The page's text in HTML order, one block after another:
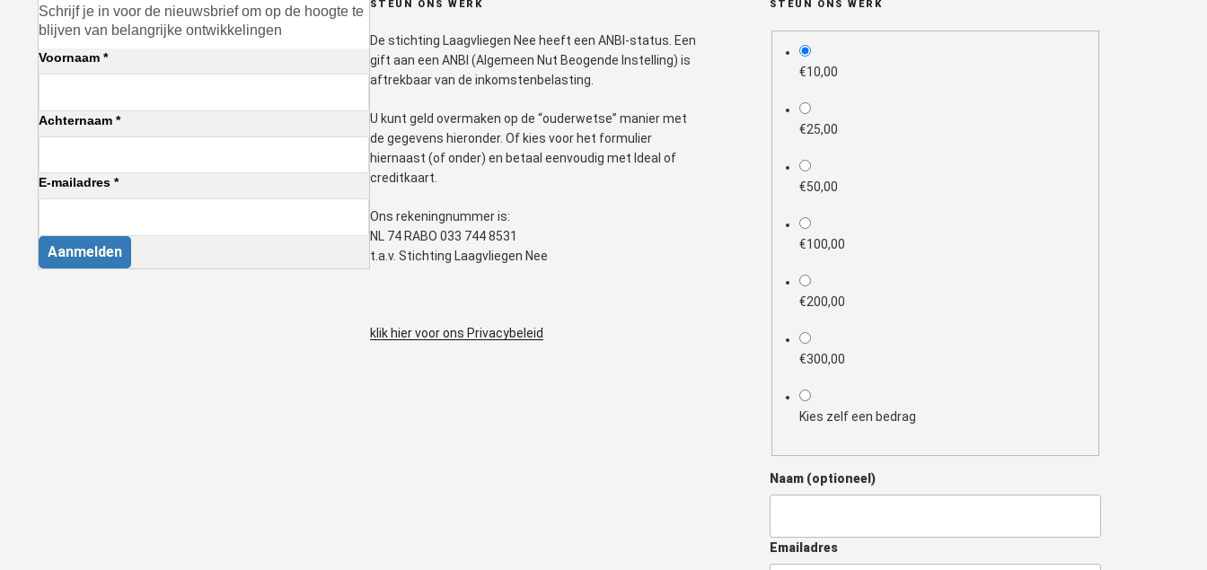
Schrijf je in voor de nieuwsbrief om op de hoogte te
blijven van belangrijke ontwikkelingen
Voornaam *
Achternaam *
E-mailadres *
Aanmelden
STEUN ONS WERK
De stichting Laagvliegen Nee heeft een ANBI-status. Een
gift aan een ANBI (Algemeen Nut Beogende Instelling) is
aftrekbaar van de inkomstenbelasting.
U kunt geld overmaken op de “ouderwetse” manier met
de gegevens hieronder. Of kies voor het formulier
hiernaast (of onder) en betaal eenvoudig met Ideal of
creditkaart.
Ons rekeningnummer is:
NL 74 RABO 033 744 8531
t.a.v. Stichting Laagvliegen Nee
klik hier voor ons Privacybeleid
STEUN ONS WERK
plan_select
€10,00
€25,00
€50,00
€100,00
€200,00
€300,00
Kies zelf een bedrag
Naam (optioneel)
Emailadres